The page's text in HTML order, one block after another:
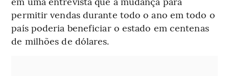
permitir vendas durante todo o ano em todo o
país poderia beneficiar o estado em centenas
de milhões de dólares.